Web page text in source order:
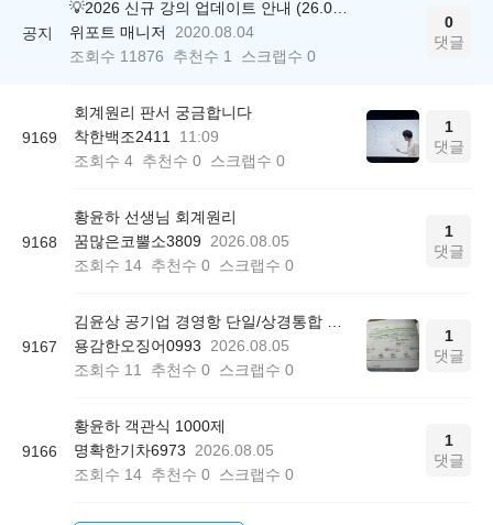
공지
위포트 매니저
2020.08.04
조회수 11876 추천수 1 스크랩수 0
0
댓글
9169
회계원리 판서 궁금합니다
착한백조2411
11:09
조회수 4 추천수 0 스크랩수 0
1
댓글
9168
황윤하 선생님 회계원리
꿈많은코뿔소3809
2026.08.05
조회수 14 추천수 0 스크랩수 0
1
댓글
9167
용감한오징어0993
2026.08.05
조회수 11 추천수 0 스크랩수 0
1
댓글
9166
황윤하 객관식 1000제
명확한기차6973
2026.08.05
조회수 14 추천수 0 스크랩수 0
1
댓글